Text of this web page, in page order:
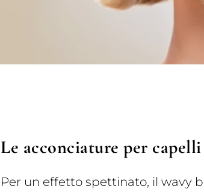
Le acconciature per
Per un effetto spettinato, il wavy